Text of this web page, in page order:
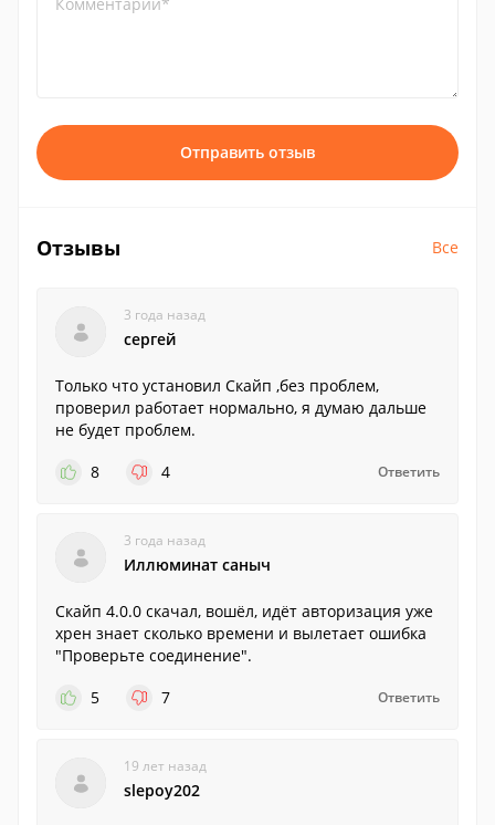
Отправить отзыв
Отзывы Все
3 года назад
сергей
Только что установил Скайп ,без проблем,
проверил работает нормально, я думаю дальше
не будет проблем.
8
4 Ответить
3 года назад
Иллюминат саныч
Скайп 4.0.0 скачал, вошёл, идёт авторизация уже
хрен знает сколько времени и вылетает ошибка
"Проверьте соединение".
5
7 Ответить
19 лет назад
slepoy202